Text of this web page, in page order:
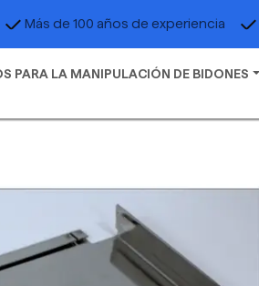
Más de 100 años de experiencia
PARA LA MANIPULACIÓN DE BIDONES